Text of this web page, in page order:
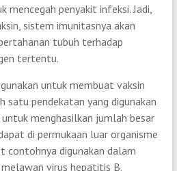
mencegah penyakit infeksi. Jadi,
sistem imunitasnya akan
tubuh terhadap
tertentu.
untuk membuat vaksin
satu pendekatan yang digunakan
menghasilkan jumlah besar
di permukaan luar organisme
contohnya digunakan dalam
virus hepatitis B.